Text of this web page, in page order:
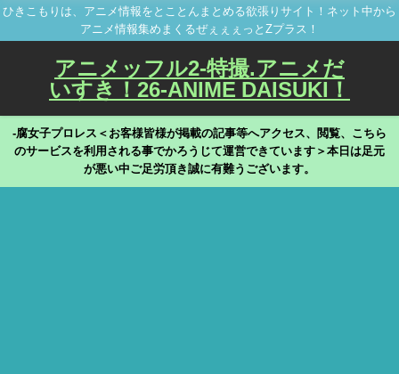
ひきこもりは、アニメ情報をとことんまとめる欲張りサイト！ネット中から
アニメ情報集めまくるぜぇぇぇっとZプラス！
アニメッフル2-特撮.アニメだ
いすき！26-ANIME DAISUKI！
-腐女子プロレス＜お客様皆様が掲載の記事等へアクセス、閲覧、こちら
のサービスを利用される事でかろうじて運営できています＞本日は足元
が悪い中ご足労頂き誠に有難うございます。